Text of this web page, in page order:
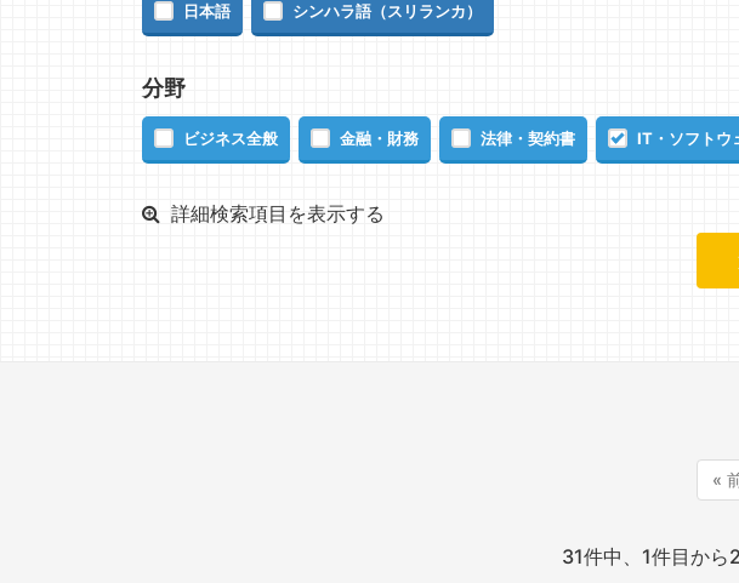
日本語 シンハラ語（スリランカ）
分野
ビジネス全般 金融・財務 法律・契約書 IT・ソフトウ
詳細検索項目を表示する
«
31件中、1件目から